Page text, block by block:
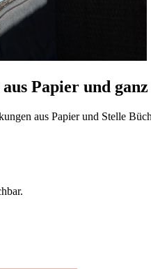
Papier und
aus Papier und Stelle